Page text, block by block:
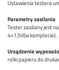
Ustawienia testera
Parametry zasilania
Tester zasilany jest
4×1,5V(w komplecie).
Urządzenie
rolki papieru do